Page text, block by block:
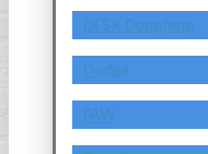
DFSK Dongfeng
Dodge
FAW